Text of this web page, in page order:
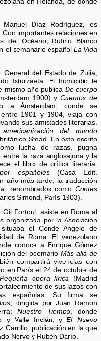
en Holanda, de donde
Díaz Rodríguez, es
Con importantes relaciones en
del Océano, Rufino Blanco
el semanario español La Vida
del Estado de Zulia,
Isturzaeta. El homicidio le
mismo año publica De cuerpo
1900) yCuentos de
a Ámsterdam, donde se
1901 y 1904, viaja con
sus amistades literarias.
del mundo
Stead. En este escrito
lucha de razas, pugna
entre la raza anglosajona y la
el libro de crítica literaria:
españoles(Casa Edit.
año más tarde, la traducción
, renombrados como Contes
Simond, París 1903).
Fortoul, asiste en Roma al
organizada por la Asociación
el Conde Angelo de
de Roma. El venezolano
conoce a Enrique Gómez
del poemario Más allá de
compartirá vivencias con
en París el 24 de octubre de
Pequeña ópera lírica(Madrid
de sus lazos con
españolas. Su firma se
, dirigida por Juan Ramón
Nuestro Tiempo, donde
y Valle Inclán; yEl Nuevo
Carrillo, publicación en la que
Nervo y Rubén Darío.